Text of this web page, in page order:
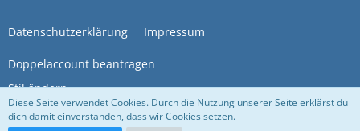
Stil ändern
Datenschutzerklärung Impressum
Doppelaccount beantragen
Diese Seite verwendet Cookies. Durch die Nutzung unserer Seite erklärst du
dich damit einverstanden, dass wir Cookies setzen.